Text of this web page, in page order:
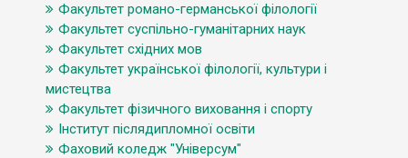
Факультет романо-германської філології
Факультет суспільно-гуманітарних наук
Факультет східних мов
Факультет української філології, культури і
мистецтва
Факультет фізичного виховання і спорту
Інститут післядипломної освіти
Фаховий коледж "Універсум"